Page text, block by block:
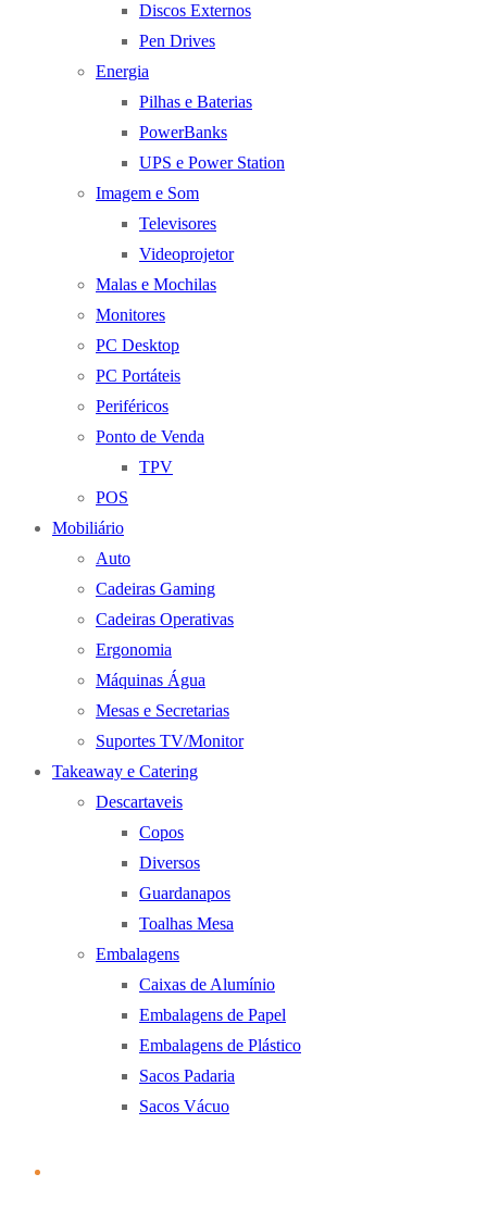
Discos Externos
Pen Drives
Energia
Pilhas e Baterias
PowerBanks
UPS e Power Station
Imagem e Som
Televisores
Videoprojetor
Malas e Mochilas
Monitores
PC Desktop
PC Portáteis
Periféricos
Ponto de Venda
TPV
POS
Mobiliário
Auto
Cadeiras Gaming
Cadeiras Operativas
Ergonomia
Máquinas Água
Mesas e Secretarias
Suportes TV/Monitor
Takeaway e Catering
Descartaveis
Copos
Diversos
Guardanapos
Toalhas Mesa
Embalagens
Caixas de Alumínio
Embalagens de Papel
Embalagens de Plástico
Sacos Padaria
Sacos Vácuo